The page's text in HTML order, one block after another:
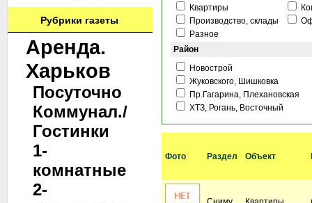
Рубрики газеты
Аренда.
Харьков
Посуточно
Коммунал./
Гостинки
1-
комнатные
2-
Квартиры
Производство, склады
Разное
Район
Новострой
Жуковского, Шишковка
Пр.Гагарина, Плехановская
ХТЗ, Рогань, Восточный
Фото Раздел Объект